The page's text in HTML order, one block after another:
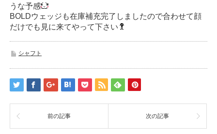
うな予感
BOLDウェッジも在庫補充完了しましたので合わせて顔
だけでも見に来てやって下さい
シャフト
前の記事 次の記事